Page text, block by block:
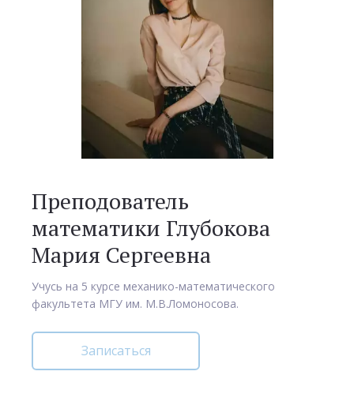
Преподователь
математики Глубокова
Мария Сергеевна
Учусь на 5 курсе механико-математического
факультета МГУ им. М.В.Ломоносова.
Записаться